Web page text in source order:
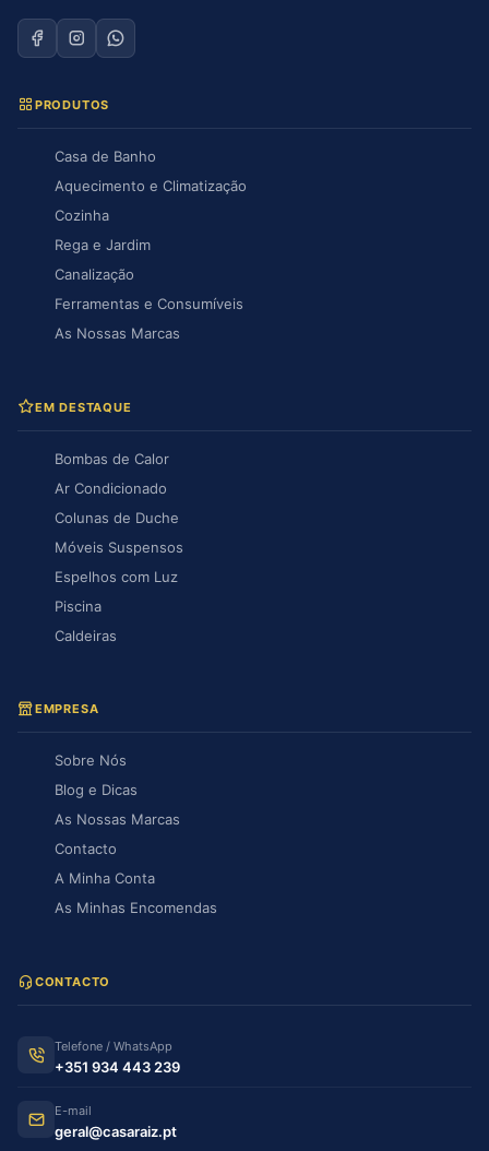
PRODUTOS
Casa de Banho
Aquecimento e Climatização
Cozinha
Rega e Jardim
Canalização
Ferramentas e Consumíveis
As Nossas Marcas
EM DESTAQUE
Bombas de Calor
Ar Condicionado
Colunas de Duche
Móveis Suspensos
Espelhos com Luz
Piscina
Caldeiras
EMPRESA
Sobre Nós
Blog e Dicas
As Nossas Marcas
Contacto
A Minha Conta
As Minhas Encomendas
CONTACTO
Telefone / WhatsApp
+351 934 443 239
E-mail
geral@casaraiz.pt